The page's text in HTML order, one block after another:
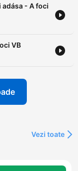
- A foci
VB
Vezi toate